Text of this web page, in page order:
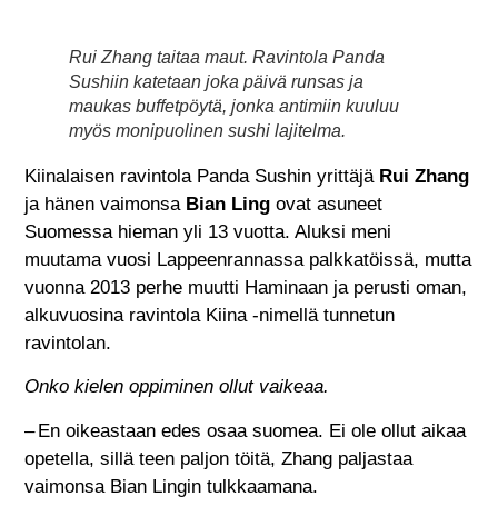
Rui Zhang taitaa maut. Ravintola Panda
Sushiin katetaan joka päivä runsas ja
maukas buffetpöytä, jonka antimiin kuuluu
myös monipuolinen sushi lajitelma.
Kiinalaisen ravintola Panda Sushin yrittäjä Rui Zhang
ja hänen vaimonsa Bian Ling ovat asuneet
Suomessa hieman yli 13 vuotta. Aluksi meni
muutama vuosi Lappeenrannassa palkkatöissä, mutta
vuonna 2013 perhe muutti Haminaan ja perusti oman,
alkuvuosina ravintola Kiina -nimellä tunnetun
ravintolan.
Onko kielen oppiminen ollut vaikeaa.
– En oikeastaan edes osaa suomea. Ei ole ollut aikaa
opetella, sillä teen paljon töitä, Zhang paljastaa
vaimonsa Bian Lingin tulkkaamana.